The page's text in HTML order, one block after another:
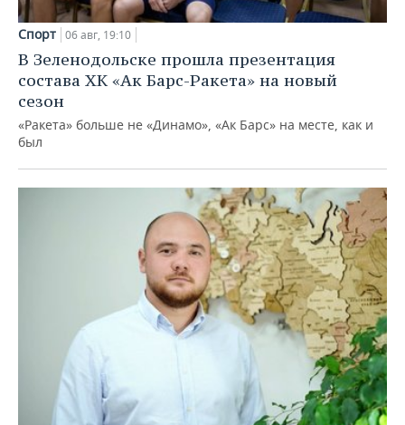
Спорт 06 авг, 19:10
В Зеленодольске прошла презентация
состава ХК «Ак Барс-Ракета» на новый
сезон
«Ракета» больше не «Динамо», «Ак Барс» на месте, как и
был